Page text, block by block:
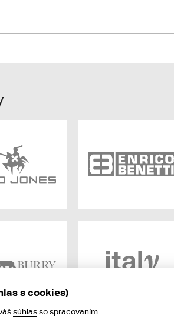
s cookies)
súhlasso spracovaním